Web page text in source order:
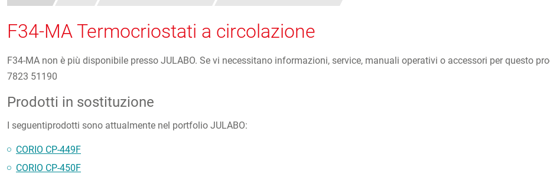
F34-MA Termocriostati a circolazione
F34-MA non è più disponibile presso JULABO. Se vi necessitano informazioni, service, manuali operativi o accessori per questo
7823 51190
Prodotti in sostituzione
I seguentiprodotti sono attualmente nel portfolio JULABO:
CORIO CP-449F
CORIO CP-450F